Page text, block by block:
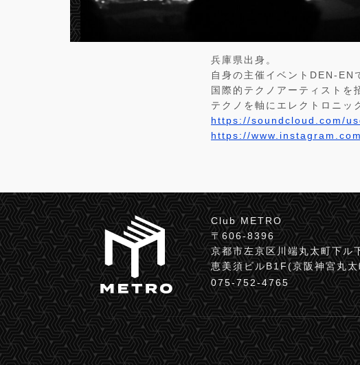
兵庫県出身。
自身の主催イベントDEN-
国際的テクノアーティストを
テクノを軸にエレクトロニッ
https://soundcloud.com/
https://
Club METRO
〒606-8396
京都市左京区川端丸太町下ル
恵美須ビルB1F(京阪神宮丸
075-752-4765